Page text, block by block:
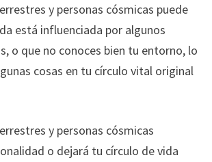
y personas cósmicas puede
está influenciada por algunos
o que no conoces bien tu entorno, lo
cosas en tu círculo vital original
y personas cósmicas
o dejará tu círculo de vida